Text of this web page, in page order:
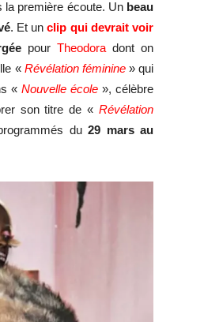
la première écoute. Un beau
. Et unclip qui devrait voir
pourTheodora dont on
« Révélation féminine» qui
« Nouvelle école », célèbre
son titre de « Révélation
du 29 mars au